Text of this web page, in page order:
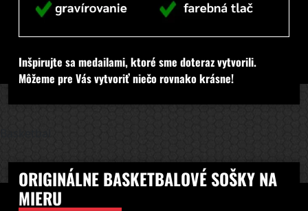
Inšpirujte sa medailami, ktoré sme doteraz vytvorili.
Môžeme pre Vás vytvoriť niečo rovnako krásne!
ORIGINÁLNE BASKETBALOVÉ SOŠKY NA
MIERU